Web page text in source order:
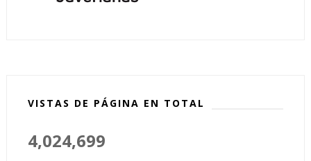
VISTAS DE PÁGINA EN TOTAL
4,024,699